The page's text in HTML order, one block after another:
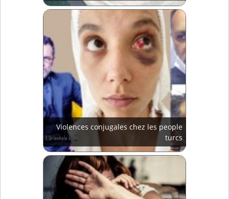
Violences conjugales chez les people
turcs